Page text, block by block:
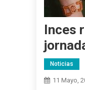
Inces
Noticias
11 Mayo,